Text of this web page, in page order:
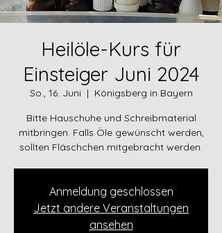
Heilöle-Kurs für
Einsteiger Juni 2024
So., 16. Juni
  |
Königsberg in Bayern
Bitte Hauschuhe und Schreibmaterial
mitbringen. Falls Öle gewünscht werden,
sollten Fläschchen mitgebracht werden.
Anmeldung geschlossen
Jetzt andere Veranstaltungen
ansehen